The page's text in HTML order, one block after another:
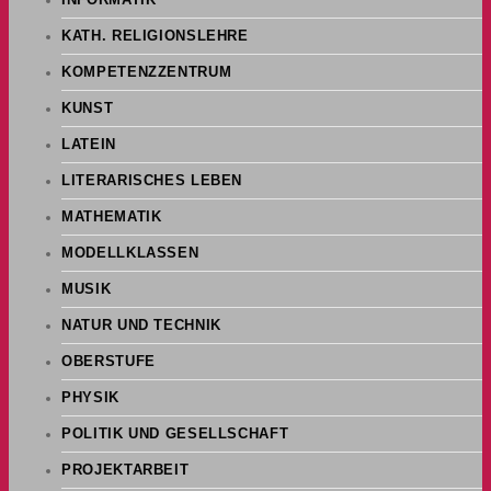
KATH. RELIGIONSLEHRE
KOMPETENZZENTRUM
KUNST
LATEIN
LITERARISCHES LEBEN
MATHEMATIK
MODELLKLASSEN
MUSIK
NATUR UND TECHNIK
OBERSTUFE
PHYSIK
POLITIK UND GESELLSCHAFT
PROJEKTARBEIT